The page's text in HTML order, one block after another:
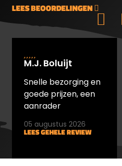
LEES BEOORDELINGEN
M.J. Boluijt
Snelle bezorging en
goede prijzen, een
aanrader
LEES GEHELE REVIEW
05 augustus 2026